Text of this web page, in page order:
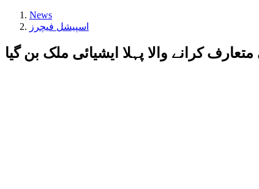
News
اسپیشل فیچرز
متعارف کرانے والا پہلا ایشیائی ملک بن گیا